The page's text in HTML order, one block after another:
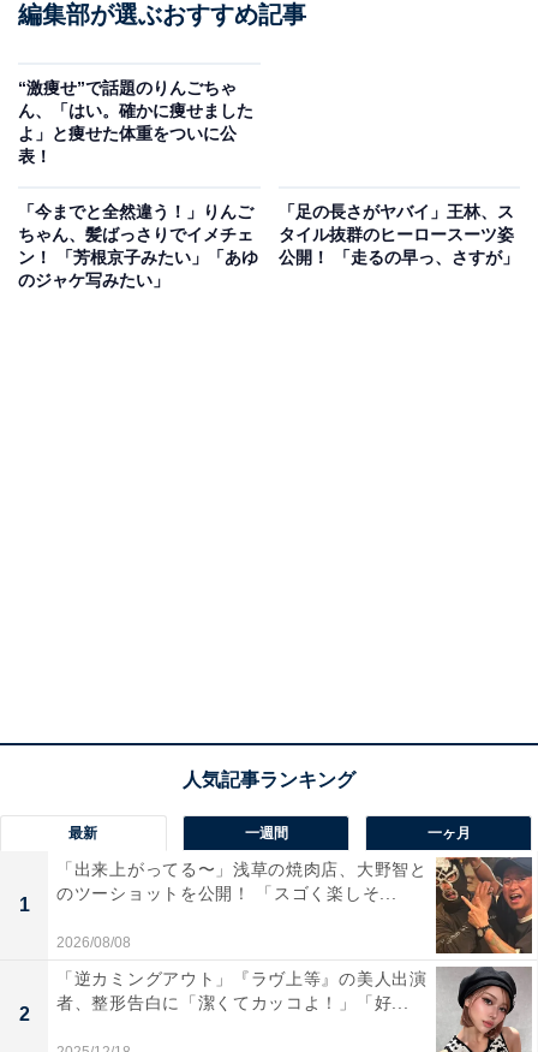
編集部が選ぶおすすめ記事
“激痩せ”で話題のりんごちゃ
ん、「はい。確かに痩せました
よ」と痩せた体重をついに公
表！
「今までと全然違う！」りんご
ちゃん、髪ばっさりでイメチェ
ン！ 「芳根京子みたい」「あゆ
のジャケ写みたい」
「足の長さがヤバイ」王林、ス
タイル抜群のヒーロースーツ姿
公開！ 「走るの早っ、さすが」
最新 一週間 一ヶ月
1
「出来上がってる〜」浅草の焼肉店、大野智と
のツーショットを公開！ 「スゴく楽しそ...
2026/08/08
2
「逆カミングアウト」『ラヴ上等』の美人出演
者、整形告白に「潔くてカッコよ！」「好...